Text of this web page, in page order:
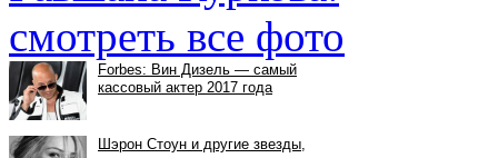
смотреть все фото